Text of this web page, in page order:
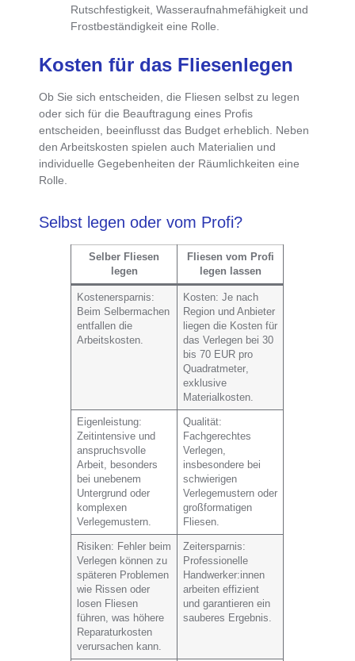
Rutschfestigkeit ,Wasseraufnahmefähigkeit und
Frostbeständigkeit eine Rolle.
Kosten für das Fliesenlegen
Ob Sie sich entscheiden, die Fliesen selbst zu legen
oder sich für die Beauftragung eines Profis
entscheiden, beeinflusst das Budget erheblich. Neben
den Arbeitskosten spielen auch Materialien und
individuelle Gegebenheiten der Räumlichkeiten eine
Rolle.
Selbst legen oder vom Profi?
Selber Fliesen
legen
Fliesen vom Profi
legen lassen
Kostenersparnis:
Beim Selbermachen
entfallen die
Arbeitskosten.
Kosten: Je nach
Region und Anbieter
liegen die Kosten für
das Verlegen bei 30
bis 70 EUR pro
Quadratmeter,
exklusive
Materialkosten.
Eigenleistung:
Zeitintensive und
anspruchsvolle
Arbeit, besonders
bei unebenem
Untergrund oder
komplexen
Verlegemustern.
Qualität:
Fachgerechtes
Verlegen,
insbesondere bei
schwierigen
Verlegemustern oder
großformatigen
Fliesen.
Risiken: Fehler beim
Verlegen können zu
späteren Problemen
wie Rissen oder
losen Fliesen
führen, was höhere
Reparaturkosten
verursachen kann.
Zeitersparnis:
Professionelle
Handwerker:innen
arbeiten effizient
und garantieren ein
sauberes Ergebnis.